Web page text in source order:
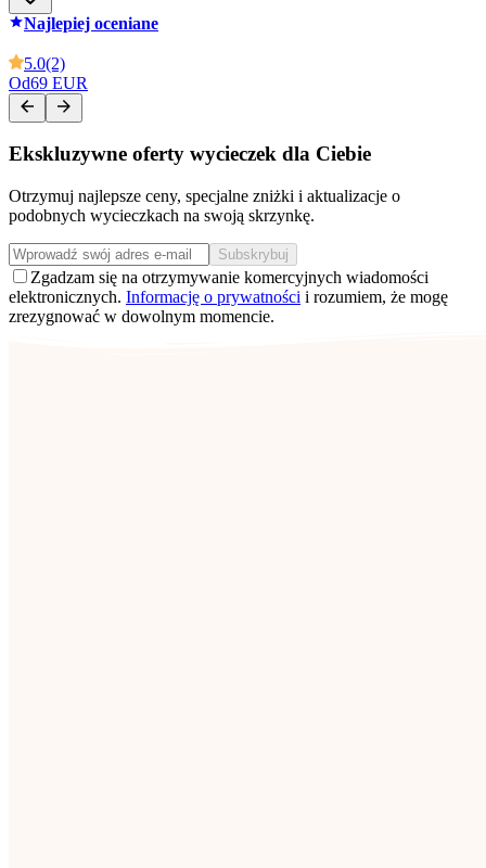
Najlepiej oceniane
5.0(2)
Od69 EUR
Ekskluzywne oferty wycieczek dla Ciebie
Otrzymuj najlepsze ceny, specjalne zniżki i aktualizacje o
podobnych wycieczkach na swoją skrzynkę.
Subskrybuj
Zgadzam się na otrzymywanie komercyjnych wiadomości
elektronicznych. Informację o prywatności i rozumiem, że mogę
zrezygnować w dowolnym momencie.